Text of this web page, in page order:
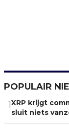
POPULAIR
1XRP krijgt
sluit niets